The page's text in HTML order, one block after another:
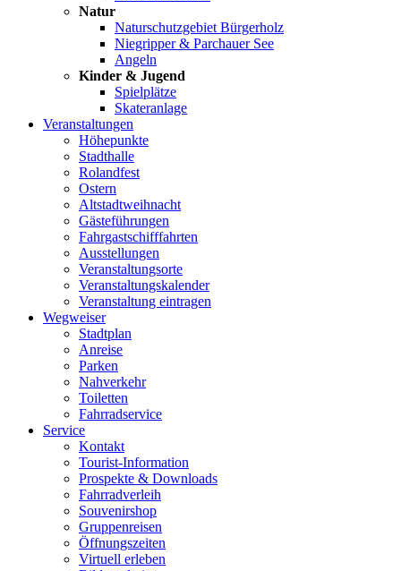
Natur
Naturschutzgebiet Bürgerholz
Niegripper & Parchauer See
Angeln
Kinder & Jugend
Spielplätze
Skateranlage
Veranstaltungen
Höhepunkte
Stadthalle
Rolandfest
Ostern
Altstadtweihnacht
Gästeführungen
Fahrgastschifffahrten
Ausstellungen
Veranstaltungsorte
Veranstaltungskalender
Veranstaltung eintragen
Wegweiser
Stadtplan
Anreise
Parken
Nahverkehr
Toiletten
Fahrradservice
Service
Kontakt
Tourist-Information
Prospekte & Downloads
Fahrradverleih
Souvenirshop
Gruppenreisen
Öffnungszeiten
Virtuell erleben